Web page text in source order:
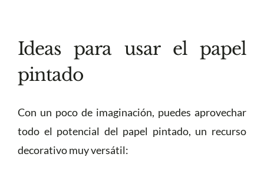
Ideas para usar el papel
pintado
Con un poco de imaginación, puedes aprovechar
todo el potencial del papel pintado, un recurso
decorativo muy versátil: